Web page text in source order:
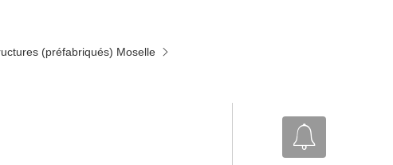
(préfabriqués) Moselle